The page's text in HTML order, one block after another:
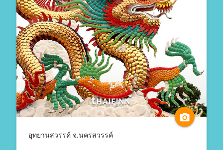
camera_alt
อุทยานสวรรค์ จ.นครสวรรค์